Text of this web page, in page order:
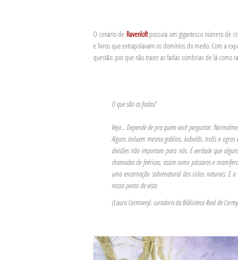
O cenário de Ravenloftpossuia um gigantesco número de
e livros que extrapolavam os domínios do medo. Com a
questão: por que não trazer as fadas sombrias de lá como
O que são as fadas?
Veja... Depende de pra quem você perguntar.
Alguns incluem mesmo goblins, kobolds, trolls e
divisões não importam para nós. É verdade que
chamadas de feéricas, assim como pássaros e
uma encarnação sobrenatural dos ciclos naturais. E
nosso ponto de vista.
(Laura Cormaeryl, curadora da Biblioteca Real de